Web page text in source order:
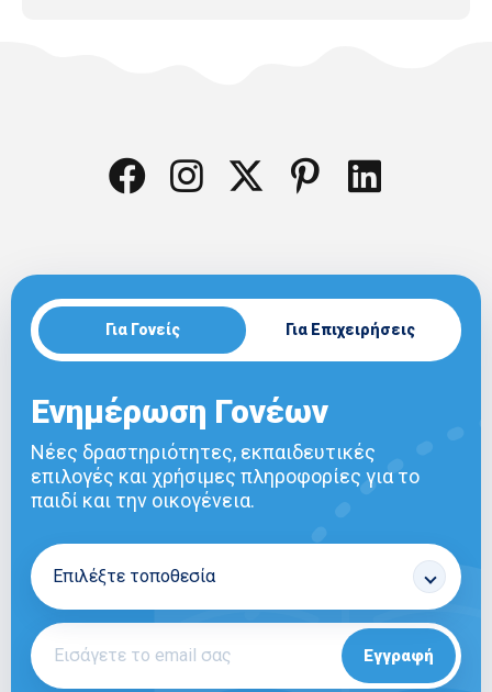
Για Γονείς Για Επιχειρήσεις
Ενημέρωση Γονέων
Νέες δραστηριότητες, εκπαιδευτικές
επιλογές και χρήσιμες πληροφορίες για το
παιδί και την οικογένεια.
Εγγραφή